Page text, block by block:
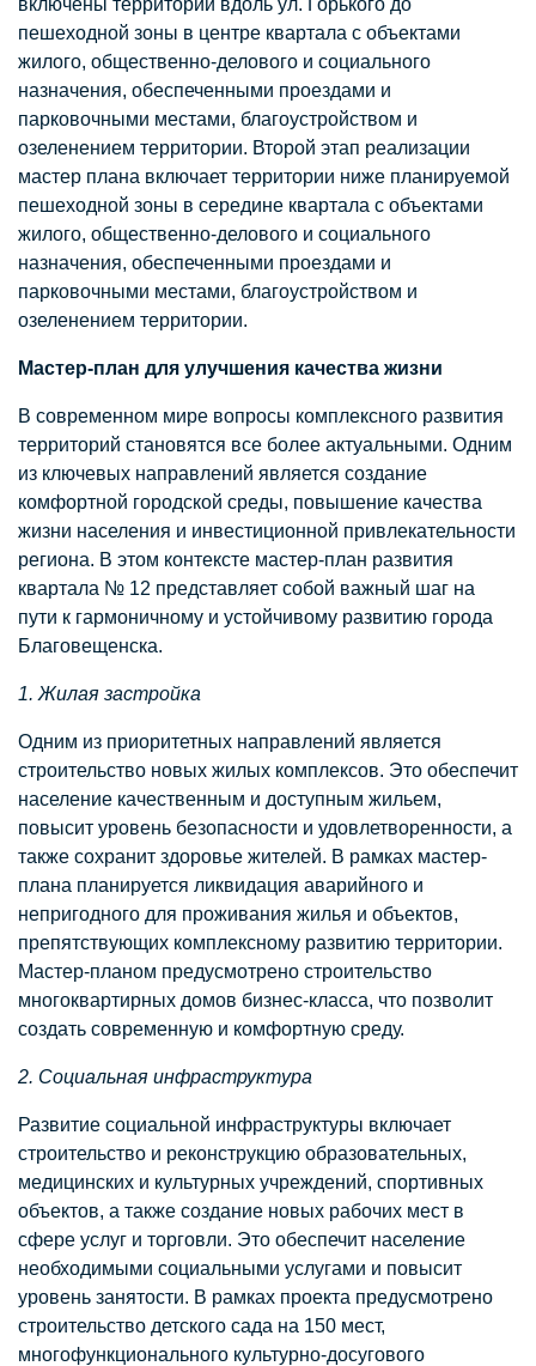
пешеходной зоны в центре квартала с объектами
жилого, общественно-делового и социального
назначения, обеспеченными проездами и
парковочными местами, благоустройством и
озеленением территории. Второй этап реализации
мастер плана включает территории ниже планируемой
пешеходной зоны в середине квартала с объектами
жилого, общественно-делового и социального
назначения, обеспеченными проездами и
парковочными местами, благоустройством и
озеленением территории.
Мастер-план для улучшения качества жизни
В современном мире вопросы комплексного развития
территорий становятся все более актуальными. Одним
из ключевых направлений является создание
комфортной городской среды, повышение качества
жизни населения и инвестиционной привлекательности
региона. В этом контексте мастер-план развития
квартала № 12 представляет собой важный шаг на
пути к гармоничному и устойчивому развитию города
Благовещенска.
1. Жилая застройка
Одним из приоритетных направлений является
строительство новых жилых комплексов. Это обеспечит
население качественным и доступным жильем,
повысит уровень безопасности и удовлетворенности, а
также сохранит здоровье жителей. В рамках мастер-
плана планируется ликвидация аварийного и
непригодного для проживания жилья и объектов,
препятствующих комплексному развитию территории.
Мастер-планом предусмотрено строительство
многоквартирных домов бизнес-класса, что позволит
создать современную и комфортную среду.
2. Социальная инфраструктура
Развитие социальной инфраструктуры включает
строительство и реконструкцию образовательных,
медицинских и культурных учреждений, спортивных
объектов, а также создание новых рабочих мест в
сфере услуг и торговли. Это обеспечит население
необходимыми социальными услугами и повысит
уровень занятости. В рамках проекта предусмотрено
строительство детского сада на 150 мест,
многофункционального культурно-досугового